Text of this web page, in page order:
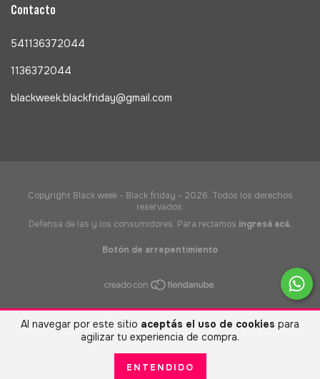
Al navegar por este sitio aceptás el uso de cookies para
agilizar tu experiencia de compra.
ENTENDIDO
Contacto
541136372044
1136372044
blackweek.blackfriday@gmail.com
Copyright Black week - Black friday - 2026. Todos los derechos
reservados.
Defensa de las y los consumidores. Para reclamos ingresá acá.
Botón de arrepentimiento